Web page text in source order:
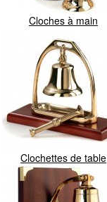
Cloches à main
Clochettes de table